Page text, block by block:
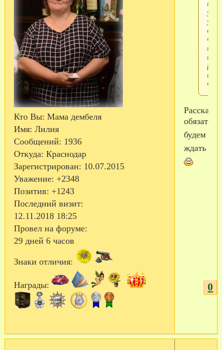
Кто Вы: Мама дембеля
Имя: Лилия
Сообщений: 1936
Откуда: Краснодар
Зарегистрирован: 10.07.2015
Уважение: +2348
Позитив: +1243
Последний визит:
12.11.2018 18:25
Провел на форуме:
29 дней 6 часов
Знаки отличия:
Награды:
уже
что
по
как
Расскажите
будем
ждать
0